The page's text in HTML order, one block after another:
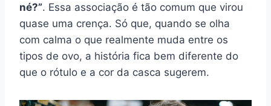
né?”. Essa associação é tão comum que virou
quase uma crença. Só que, quando se olha
com calma o que realmente muda entre os
tipos de ovo, a história fica bem diferente do
que o rótulo e a cor da casca sugerem.